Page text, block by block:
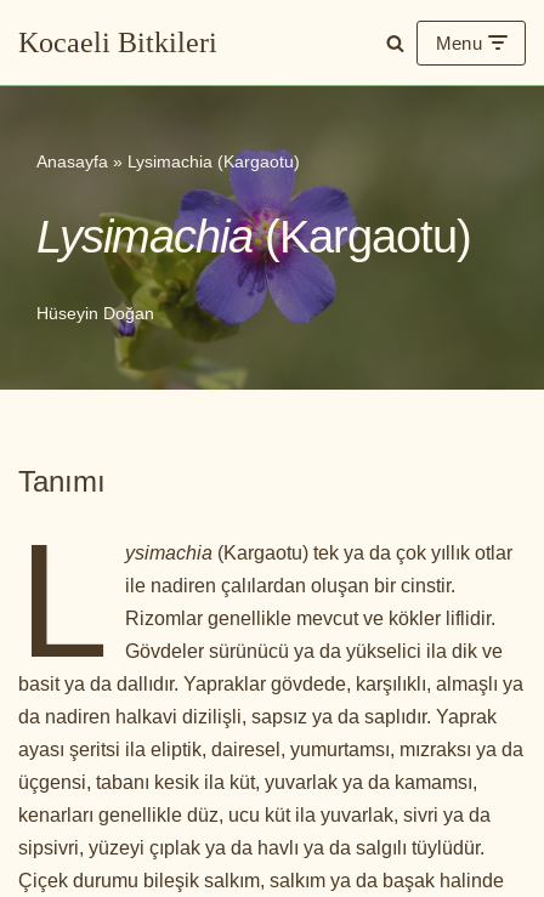
Kocaeli Bitkileri Menu
Anasayfa » Lysimachia (Kargaotu)
Lysimachia(Kargaotu)
Hüseyin Doğan
Tanımı
L ysimachia (Kargaotu) tek ya da çok yıllık otlar
ile nadiren çalılardan oluşan bir cinstir.
Rizomlar genellikle mevcut ve kökler liflidir.
Gövdeler sürünücü ya da yükselici ila dik ve
basit ya da dallıdır. Yapraklar gövdede, karşılıklı, almaşlı ya
da nadiren halkavi dizilişli, sapsız ya da saplıdır. Yaprak
ayası şeritsi ila eliptik, dairesel, yumurtamsı, mızraksı ya da
üçgensi, tabanı kesik ila küt, yuvarlak ya da kamamsı,
kenarları genellikle düz, ucu küt ila yuvarlak, sivri ya da
sipsivri, yüzeyi çıplak ya da havlı ya da salgılı tüylüdür.
Çiçek durumu bileşik salkım, salkım ya da başak halinde